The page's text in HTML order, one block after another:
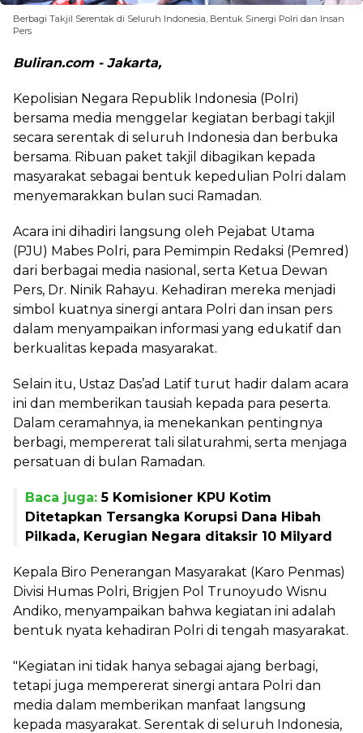
Berbagi Takjil Serentak di Seluruh Indonesia, Bentuk Sinergi Polri dan Insan
Pers
Buliran.com - Jakarta,
Kepolisian Negara Republik Indonesia (Polri)
bersama media menggelar kegiatan berbagi takjil
secara serentak di seluruh Indonesia dan berbuka
bersama. Ribuan paket takjil dibagikan kepada
masyarakat sebagai bentuk kepedulian Polri dalam
menyemarakkan bulan suci Ramadan.
Acara ini dihadiri langsung oleh Pejabat Utama
(PJU) Mabes Polri, para Pemimpin Redaksi (Pemred)
dari berbagai media nasional, serta Ketua Dewan
Pers, Dr. Ninik Rahayu. Kehadiran mereka menjadi
simbol kuatnya sinergi antara Polri dan insan pers
dalam menyampaikan informasi yang edukatif dan
berkualitas kepada masyarakat.
Selain itu, Ustaz Das’ad Latif turut hadir dalam acara
ini dan memberikan tausiah kepada para peserta.
Dalam ceramahnya, ia menekankan pentingnya
berbagi, mempererat tali silaturahmi, serta menjaga
persatuan di bulan Ramadan.
Baca juga:5 Komisioner KPU Kotim
Ditetapkan Tersangka Korupsi Dana Hibah
Pilkada, Kerugian Negara ditaksir 10 Milyard
Kepala Biro Penerangan Masyarakat (Karo Penmas)
Divisi Humas Polri, Brigjen Pol Trunoyudo Wisnu
Andiko, menyampaikan bahwa kegiatan ini adalah
bentuk nyata kehadiran Polri di tengah masyarakat.
"Kegiatan ini tidak hanya sebagai ajang berbagi,
tetapi juga mempererat sinergi antara Polri dan
media dalam memberikan manfaat langsung
kepada masyarakat. Serentak di seluruh Indonesia,